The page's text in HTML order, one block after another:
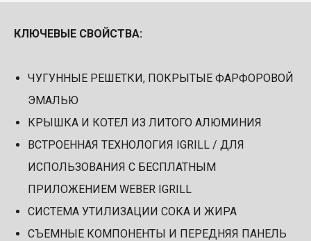
КЛЮЧЕВЫЕ СВОЙСТВА:
ЧУГУННЫЕ РЕШЕТКИ, ПОКРЫТЫЕ ФАРФОРОВОЙ
ЭМАЛЬЮ
КРЫШКА И КОТЕЛ ИЗ ЛИТОГО АЛЮМИНИЯ
ВСТРОЕННАЯ ТЕХНОЛОГИЯ IGRILL / ДЛЯ
ИСПОЛЬЗОВАНИЯ С БЕСПЛАТНЫМ
ПРИЛОЖЕНИЕМ WEBER IGRILL
СИСТЕМА УТИЛИЗАЦИИ СОКА И ЖИРА
СЪЕМНЫЕ КОМПОНЕНТЫ И ПЕРЕДНЯЯ ПАНЕЛЬ